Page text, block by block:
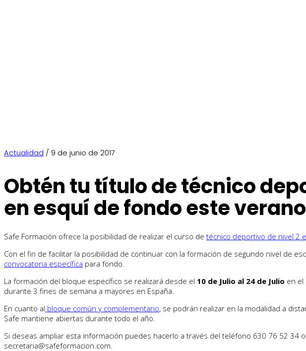
Actualidad / 9 de junio de 2017
Obtén tu título de técnico
en esquí de fondo este verano
Safe Formación ofrece la posibilidad de realizar el curso de técnico deportivo de nivel 2
Con el fin de facilitar la posibilidad de continuar con la formación de segundo nivel de
convocatoria específica para fondo.
La formación del bloque específico se realizará desde el 10 de Julio al 24 de Julio en el
durante 3 fines de semana a mayores en España.
En cuanto al bloque común y complementario, se podrán realizar en la modalidad a
Safe mantiene abiertas durante todo el año.
Si deseas ampliar esta información puedes hacerlo a través del teléfono 630 76 52 34
secretaria@safeformacion.com.